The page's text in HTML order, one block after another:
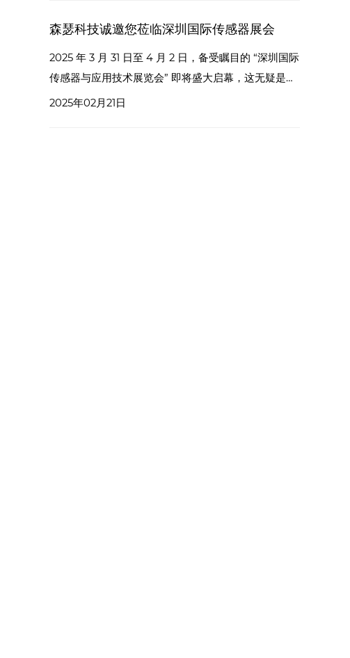
人士。
森瑟科技诚邀您莅临深圳国际传感器展会
2025 年 3 月 31 日至 4 月 2 日，备受瞩目的 “深圳国际
传感器与应用技术展览会” 即将盛大启幕，这无疑是一
场汇聚全球前沿传感科技与创新应用的行业盛会。
2025年02月21日